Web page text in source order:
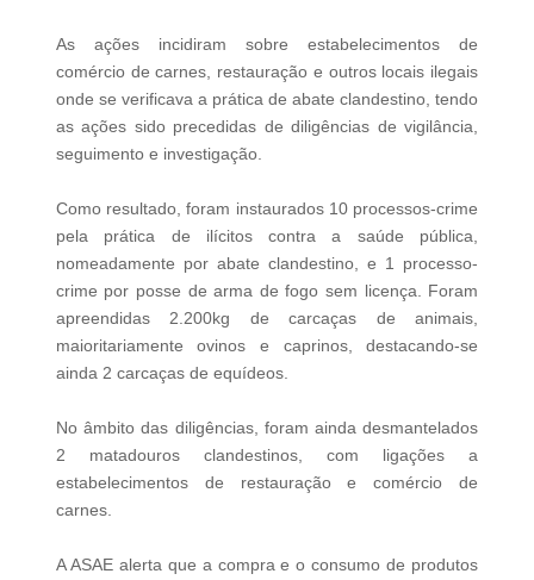
As ações incidiram sobre estabelecimentos de
comércio de carnes, restauração e outros locais ilegais
onde se verificava a prática de abate clandestino, tendo
as ações sido precedidas de diligências de vigilância,
seguimento e investigação.
Como resultado, foram instaurados 10 processos-crime
pela prática de ilícitos contra a saúde pública,
nomeadamente por abate clandestino, e 1 processo-
crime por posse de arma de fogo sem licença. Foram
apreendidas 2.200kg de carcaças de animais,
maioritariamente ovinos e caprinos, destacando-se
ainda 2 carcaças de equídeos.
No âmbito das diligências, foram ainda desmantelados
2 matadouros clandestinos, com ligações a
estabelecimentos de restauração e comércio de
carnes.
A ASAE alerta que a compra e o consumo de produtos